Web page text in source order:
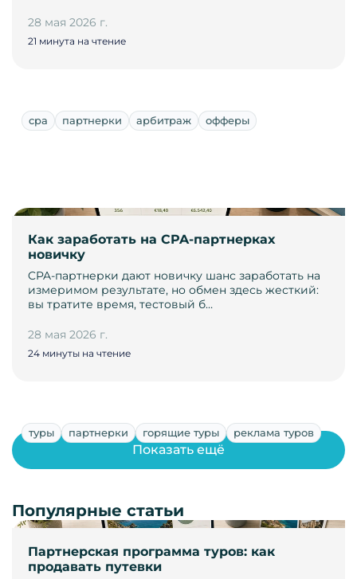
28 мая 2026 г.
21 минута на чтение
cpa партнерки арбитраж офферы
Как заработать на CPA-партнерках
новичку
CPA-партнерки дают новичку шанс заработать на
измеримом результате, но обмен здесь жесткий:
вы тратите время, тестовый б…
28 мая 2026 г.
24 минуты на чтение
туры партнерки горящие туры реклама туров
Партнерская программа туров: как
продавать путевки
Показать ещё
Популярные статьи